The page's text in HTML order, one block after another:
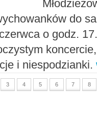
do
o godz.
i niespodzianki.
3 4 5 6 7 8